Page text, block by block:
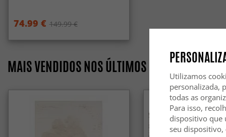
74.99 € 149.99 €
MAIS VENDIDOS NOS ÚLTIMOS 7 DIASUtilizamos
personalizada,
todas as
Para isso,
dispositivo que
seu